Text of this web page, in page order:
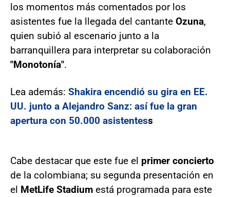
los momentos más comentados por los
asistentes fue la llegada del cantante Ozuna,
quien subió al escenario junto a la
barranquillera para interpretar su colaboración
"Monotonía".
Lea además: Shakira encendió su gira en EE.
UU. junto a Alejandro Sanz: así fue la gran
apertura con 50.000 asistentess
Cabe destacar que este fue el primer concierto
de la colombiana; su segunda presentación en
el MetLife Stadium está programada para este